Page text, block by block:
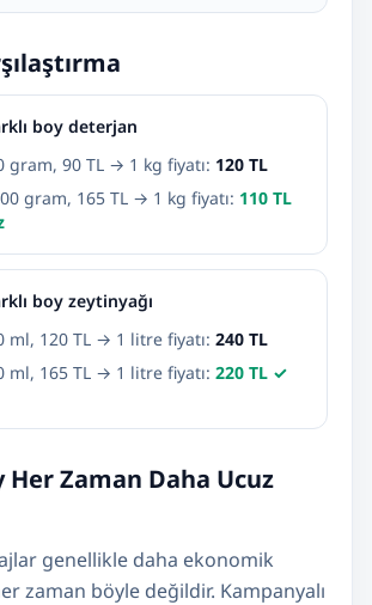
boy deterjan
gram, 90 TL → 1 kg fiyatı: 120 TL
gram, 165 TL → 1 kg fiyatı: 110 TL
boy zeytinyağı
ml, 120 TL → 1 litre fiyatı: 240 TL
ml, 165 TL → 1 litre fiyatı: 220 TL ✓
Her Zaman Daha Ucuz
genellikle daha ekonomik
zaman böyle değildir. Kampanyalı